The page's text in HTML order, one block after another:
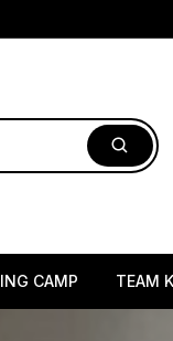
CAMP TEAM